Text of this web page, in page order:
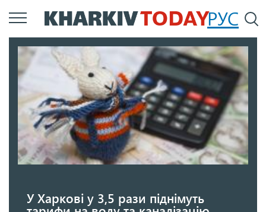
Перейти
до
вмісту
РУС
У Харкові у 3,5 рази піднімуть